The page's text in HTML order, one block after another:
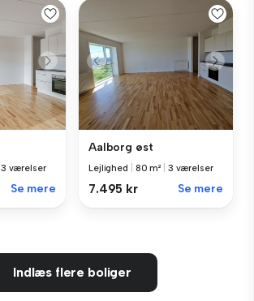
3 værelser
Se mere
Aalborg øst
Lejlighed 80 m² 3 værelser
7.495 kr Se mere
Indlæs flere boliger